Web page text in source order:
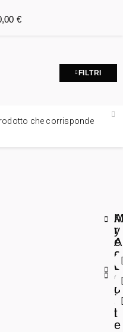
€
FILTRI
che corrisponde
A
r
e
a
L
e
g
l
e
y
A
c
c
o
u
t